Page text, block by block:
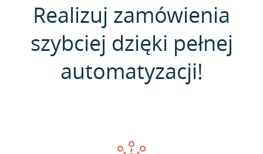
Realizuj zamówienia
szybciej dzięki pełnej
automatyzacji!